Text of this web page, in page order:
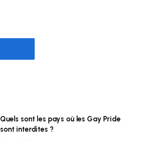
Quels sont les pays où les Gay Pride
sont interdites ?